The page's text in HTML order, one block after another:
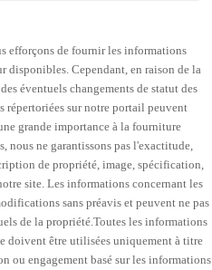
efforçons de fournir les informations
disponibles. Cependant, en raison de la
éventuels changements de statut des
répertoriées sur notre portail peuvent
grande importance à la fourniture
ne garantissons pas l'exactitude,
de propriété, image, spécification,
site. Les informations concernant les
sans préavis et peuvent ne pas
de la propriété.Toutes les informations
doivent être utilisées uniquement à titre
ou engagement basé sur les informations